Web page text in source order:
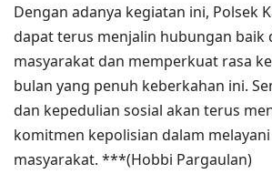
Dengan adanya kegiatan ini, Polsek
dapat terus menjalin hubungan baik
masyarakat dan memperkuat rasa
bulan yang penuh keberkahan ini.
dan kepedulian sosial akan terus
komitmen kepolisian dalam
masyarakat. ***(Hobbi Pargaulan)